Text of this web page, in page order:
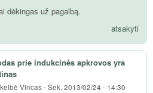
dėkingas už pagalbą.
atsakyti
prie indukcinės apkrovos yra
Vincas-Sek, 2013/02/24 - 14:30